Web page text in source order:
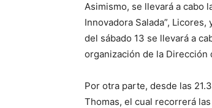
Asimismo, se llevará a cabo
Innovadora Salada”,
del sábado 13 se llevará a
organización de la
Por otra parte, desde las
Thomas, el cual recorrerá